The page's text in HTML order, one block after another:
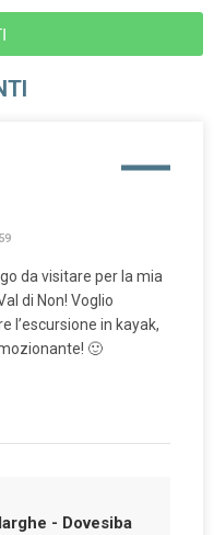
da visitare per la mia
di Non! Voglio
l’escursione in kayak,
🙂
- Dovesiba